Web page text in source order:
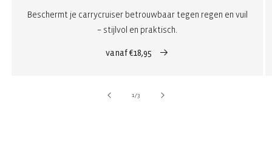
Beschermt je carrycruiser betrouwbaar tegen regen en vuil
– stijlvol en praktisch.
vanaf €18,95
1/van
3